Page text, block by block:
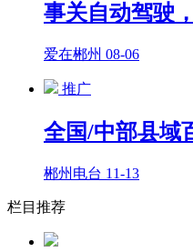
事关自动驾驶
爱在郴州 08-06
推广
全国/中部县域
郴州电台 11-13
栏目推荐